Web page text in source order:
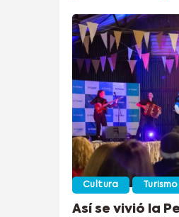
Cultura Turismo
Así se vivió la